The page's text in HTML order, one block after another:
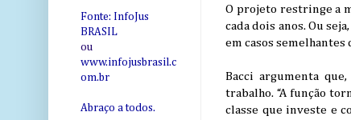
O projeto restringe a
cada dois anos. Ou
em casos semelhantes
Bacci argumenta
trabalho. “A função
classe que investe e
Fonte: InfoJus
BRASIL
ou
www.infojusbrasil.c
om.br
Abraço a todos.